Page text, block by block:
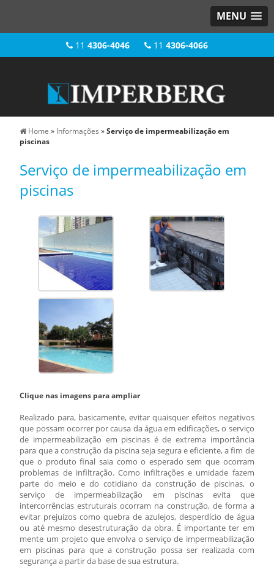
MENU
11 4306-4046 11 4306-4066
Home » Informações»Serviço de impermeabilização em
piscinas
Serviço de impermeabilização em
piscinas
Clique nas imagens para ampliar
Realizado para, basicamente, evitar quaisquer efeitos negativos
que possam ocorrer por causa da água em edificações, o serviço
de impermeabilização em piscinas é de extrema importância
para que a construção da piscina seja segura e eficiente, a fim de
que o produto final saia como o esperado sem que ocorram
problemas de infiltração. Como infiltrações e umidade fazem
parte do meio e do cotidiano da construção de piscinas, o
serviço de impermeabilização em piscinasevita que
intercorrências estruturais ocorram na construção, de forma a
evitar prejuízos como quebra de azulejos, desperdício de água
ou até mesmo desestruturação da obra. É importante ter em
mente um projeto que envolva oserviço de impermeabilização
em piscinas para que a construção possa ser realizada com
segurança a partir da base de sua estrutura.